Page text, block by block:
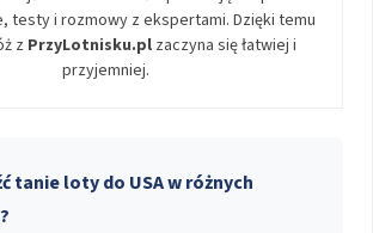
testy i rozmowy z ekspertami. Dzięki temu
z PrzyLotnisku.plzaczyna się łatwiej i
przyjemniej.
tanie loty do USA w różnych